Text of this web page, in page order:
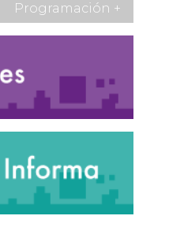
Programación +